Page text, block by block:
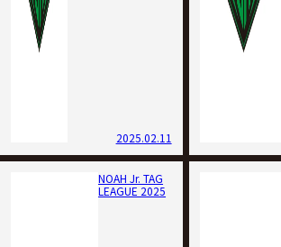
2025.02.11
NOAH Jr. TAG
LEAGUE 2025